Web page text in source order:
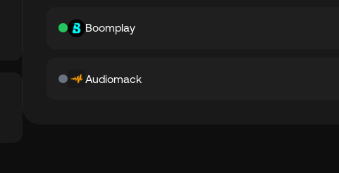
Español
Boomplay
Audiomack